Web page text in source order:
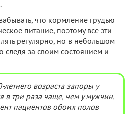
.
что кормление грудью
питание, поэтому все эти
регулярно, но в небольшом
следя за своим состоянием и
возраста запоры у
в три раза чаще, чем у мужчин.
пациентов обоих полов